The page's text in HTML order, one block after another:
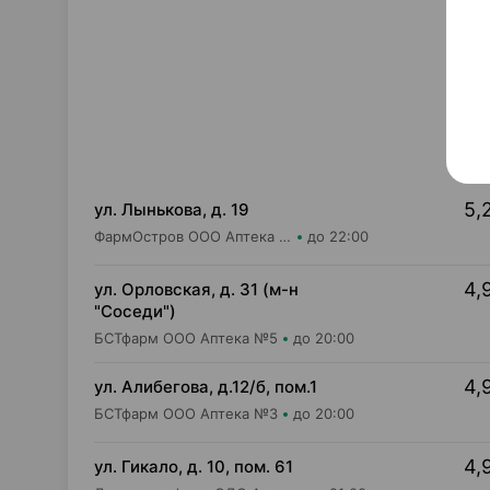
ул. Лынькова, д. 19
ФармОстров ООО Аптека №7 на Лынькова до 22:00
ул. Орловская, д. 31 (м-н
"Соседи")
БСТфарм ООО Аптека №5 до 20:00
ул. Алибегова, д.12/б, пом.1
БСТфарм ООО Аптека №3 до 20:00
ул. Гикало, д. 10, пом. 61